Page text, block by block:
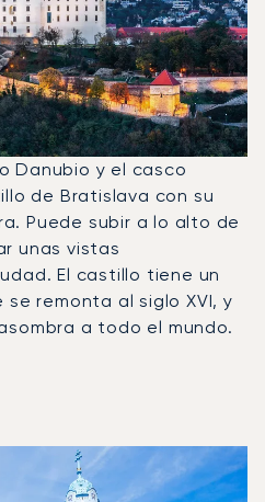
Danubio y el casco
de Bratislava con su
Puede subir a lo alto de
unas vistas
El castillo tiene un
remonta al siglo XVI, y
a todo el mundo.